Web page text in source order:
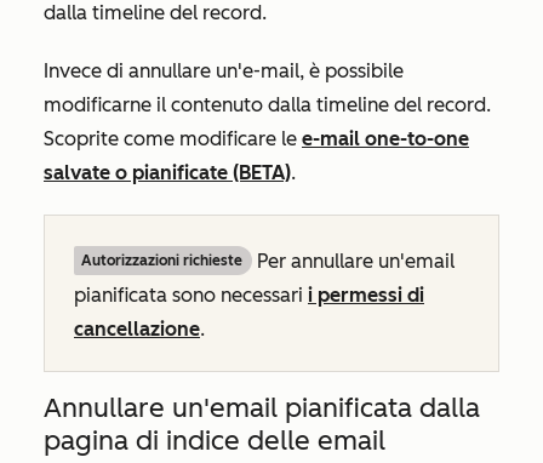
dalla timeline del record.
Invece di annullare un'e-mail, è possibile
modificarne il contenuto dalla timeline del record.
Scoprite come modificare le e-mail one-to-one
salvate o pianificate (BETA).
Autorizzazioni richieste
Per annullare un'email
pianificata sono necessari i permessi di
cancellazione.
Annullare un'email pianificata dalla
pagina di indice delle email